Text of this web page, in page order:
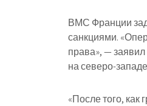
ВМС Франции
санкциями.
права», —
на северо-
«После того, как